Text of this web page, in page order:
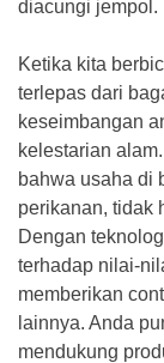
diacungi jempol.
Ketika kita
terlepas dari
keseimbangan
kelestarian
bahwa usaha di
perikanan, tidak
Dengan
terhadap nilai-
memberikan
lainnya. Anda
mendukung